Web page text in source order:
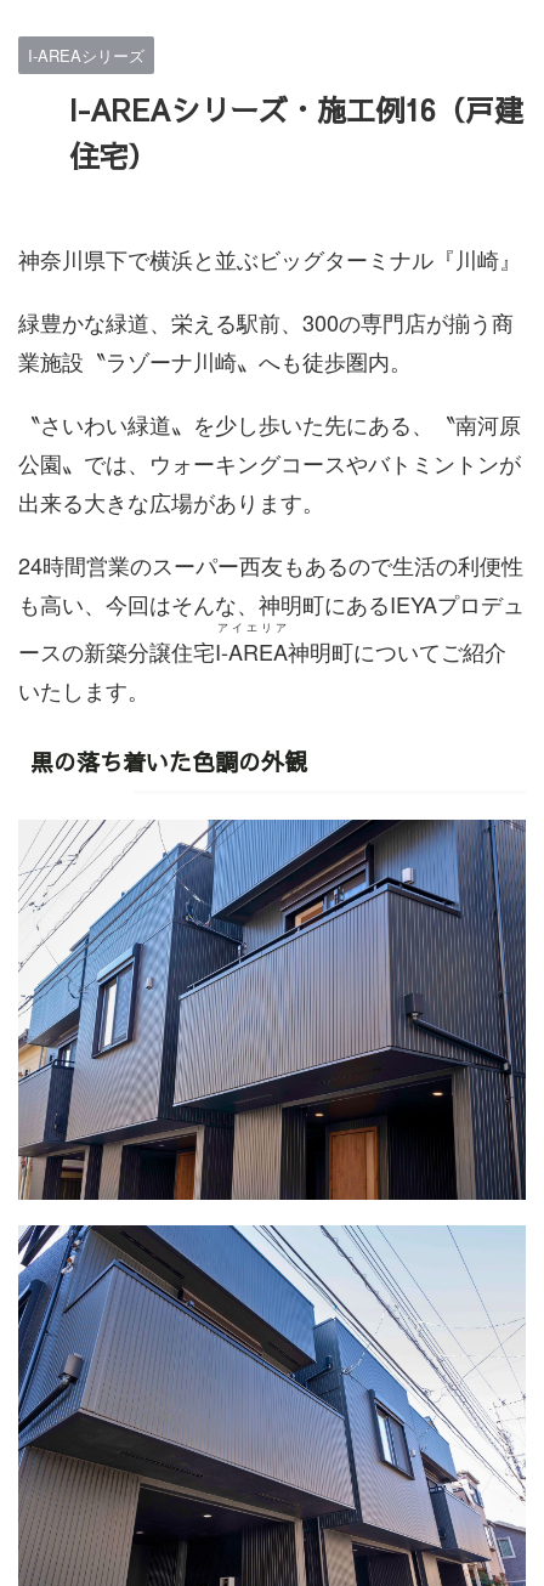
I-AREAシリーズ
I-AREAシリーズ・施工例16（戸建
住宅）
神奈川県下で横浜と並ぶビッグターミナル『川崎』
緑豊かな緑道、栄える駅前、300の専門店が揃う商
業施設〝ラゾーナ川崎〟へも徒歩圏内。
〝さいわい緑道〟を少し歩いた先にある、〝南河原
公園〟では、ウォーキングコースやバトミントンが
出来る大きな広場があります。
24時間営業のスーパー西友もあるので生活の利便性
も高い、今回はそんな、神明町にあるIEYAプロデュ
ースの新築分譲住宅I-AREA
アイエリア
神明町についてご紹介
いたします。
黒の落ち着いた色調の外観